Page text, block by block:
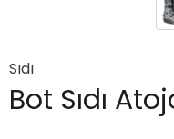
Sıdı
Bot Sıdı